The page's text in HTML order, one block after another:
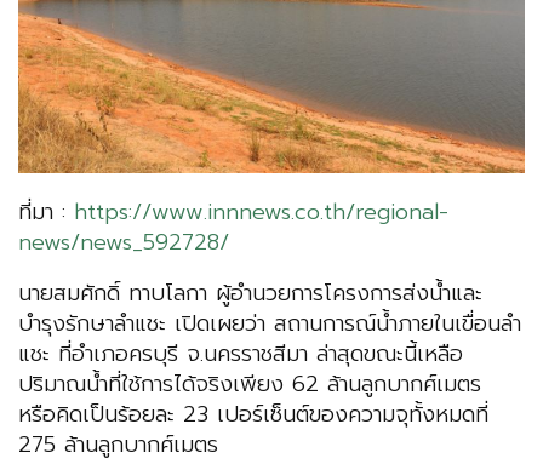
ที่มา : https://www.innnews.co.th/regional-
news/news_592728/
นายสมศักดิ์ ทาบโลกา ผู้อำนวยการโครงการส่งน้ำและ
บำรุงรักษาลำแชะ เปิดเผยว่า สถานการณ์น้ำภายในเขื่อนลำ
แชะ ที่อำเภอครบุรี จ.นครราชสีมา ล่าสุดขณะนี้เหลือ
ปริมาณน้ำที่ใช้การได้จริงเพียง 62 ล้านลูกบากศ์เมตร
หรือคิดเป็นร้อยละ 23 เปอร์เซ็นต์ของความจุทั้งหมดที่
275 ล้านลูกบากศ์เมตร